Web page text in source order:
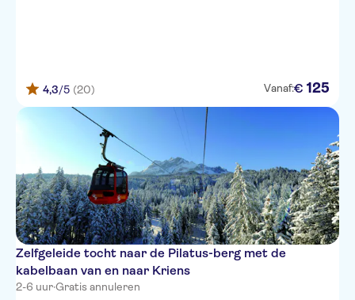
4,3/5 (20) Vanaf:€ 125
Zelfgeleide tocht naar de Pilatus-berg met de
kabelbaan van en naar Kriens
2-6 uur·Gratis annuleren